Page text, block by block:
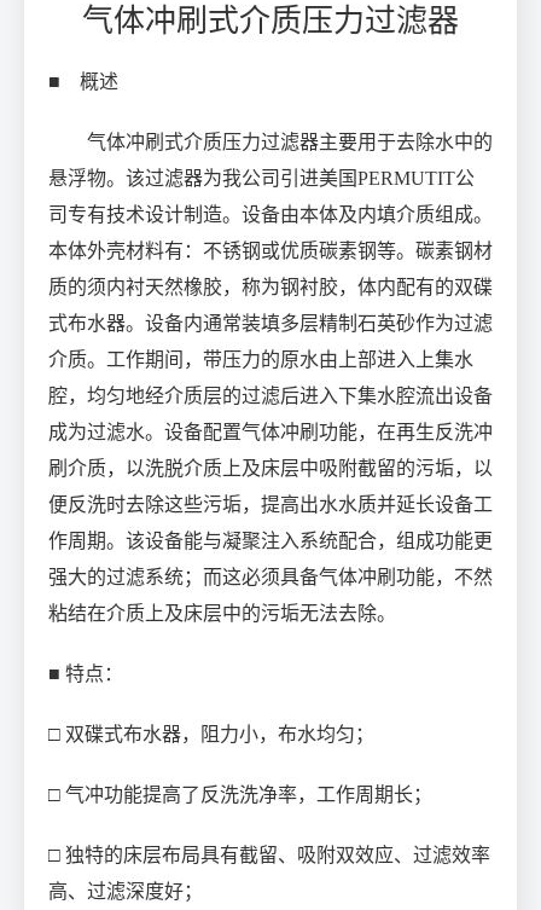
气体冲刷式介质压力过滤器
■ 概述
气体冲刷式介质压力过滤器主要用于去除水中的
悬浮物。该过滤器为我公司引进美国PERMUTIT公
司专有技术设计制造。设备由本体及内填介质组成。
本体外壳材料有：不锈钢或优质碳素钢等。碳素钢材
质的须内衬天然橡胶，称为钢衬胶，体内配有的双碟
式布水器。设备内通常装填多层精制石英砂作为过滤
介质。工作期间，带压力的原水由上部进入上集水
腔，均匀地经介质层的过滤后进入下集水腔流出设备
成为过滤水。设备配置气体冲刷功能，在再生反洗冲
刷介质，以洗脱介质上及床层中吸附截留的污垢，以
便反洗时去除这些污垢，提高出水水质并延长设备工
作周期。该设备能与凝聚注入系统配合，组成功能更
强大的过滤系统；而这必须具备气体冲刷功能，不然
粘结在介质上及床层中的污垢无法去除。
■ 特点：
□ 双碟式布水器，阻力小，布水均匀；
□ 气冲功能提高了反洗洗净率，工作周期长；
□ 独特的床层布局具有截留、吸附双效应、过滤效率
高、过滤深度好；